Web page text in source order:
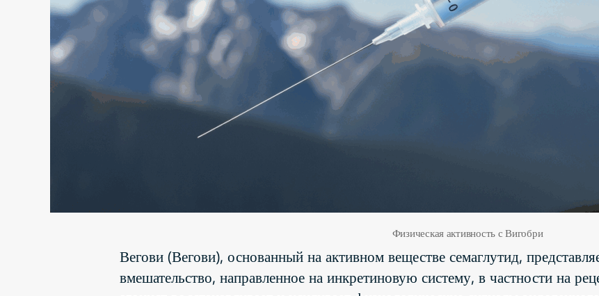
Физическая активность с Вигобри
Вегови (Вегови), основанный на активном веществе семаглутид,
вмешательство, направленное на инкретиновую систему, в частности на